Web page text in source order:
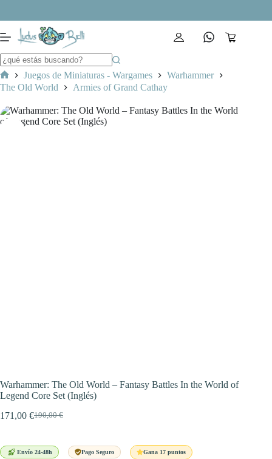
contenido
Carro
Inicio
Juegos de Miniaturas - Wargames
Warhammer
The Old World
Armies of Grand Cathay
Warhammer: The Old World – Fantasy Battles In the World of
Legend Core Set (Inglés)
190,00€
El
era:
171,00 €El
es:
Envío 24-48h Pago Seguro Gana 17 puntos